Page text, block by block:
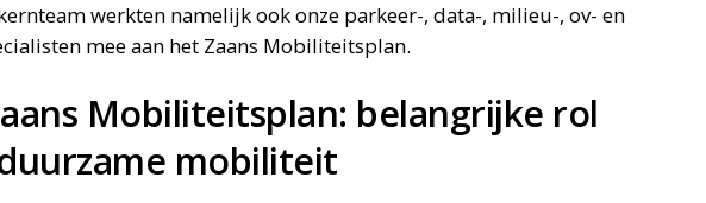
werkten namelijk ook onze parkeer-, data-, milieu-, ov- en
mee aan het Zaans Mobiliteitsplan.
Mobiliteitsplan: belangrijke rol
mobiliteit